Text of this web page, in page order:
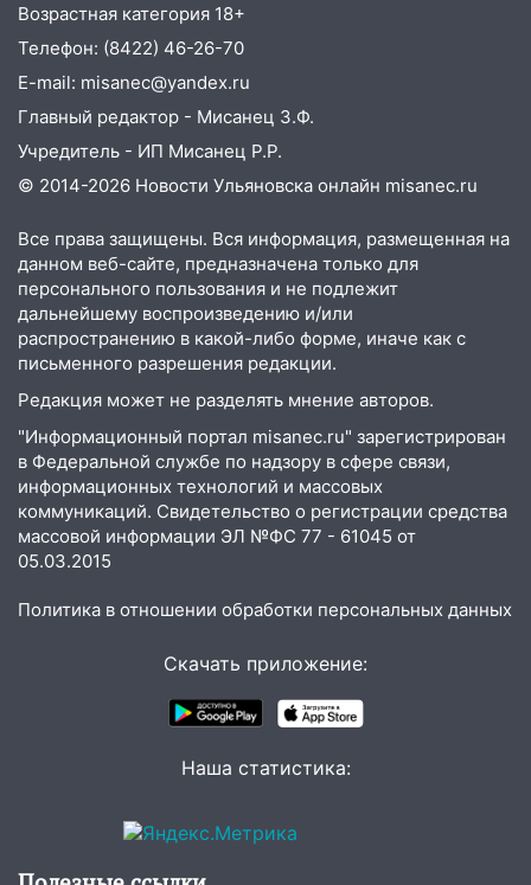
05:30 Астрологи назвали самый
опасный день августа: что ждет каждый
знак 5 августа
04.08.2026
23:27 Прокуратура проверяет
капремонт школы в посёлке Налейка
спортивные объекты в Старой Майне
21:01 Ульяновцев приглашают сдать
кровь: День донора пройдёт 6 августа
20:17 Ульяновская область девятую
неделю подряд удерживает самые
низкие цены на подсолнечное масло
19:33 Коровы-рекордсменки: в
Ульяновской области выросли надои
молока
18:20
В Ульяновской области до конца
года благоустроят 20 родников
17:27
В Ульяновской области 114 детей-
Дорожный сезон перевалил за
экватор: в Ульяновской области
обновили половину региональных трасс
В Ульяновской области
многоквартирный дом
16:30 Прогноз погоды в Ульяновской
Возрастная категория 18+
Телефон: (8422) 46-26-70
E-mail: misanec@yandex.ru
Главный редактор - Мисанец З.Ф.
Учредитель - ИП Мисанец Р.Р.
© 2014-2026 Новости Ульяновска онлайн misanec.ru
Все права защищены. Вся информация, размещенная на
данном веб-сайте, предназначена только для
персонального пользования и не подлежит
дальнейшему воспроизведению и/или
распространению в какой-либо форме, иначе как с
письменного разрешения редакции.
Редакция может не разделять мнение авторов.
"Информационный портал misanec.ru" зарегистрирован
в Федеральной службе по надзору в сфере связи,
информационных технологий и массовых
коммуникаций. Свидетельство о регистрации средства
массовой информации ЭЛ №ФС 77 - 61045 от
05.03.2015
Политика в отношении обработки персональных данных
Скачать приложение:
Наша статистика: